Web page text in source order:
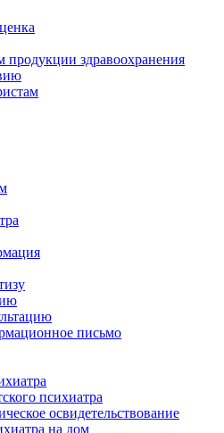
продукции здравоохранения
письмо
психиатра
освидетельствование
на дом